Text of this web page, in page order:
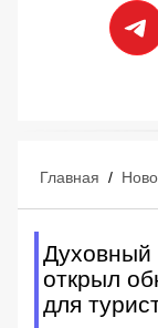
Главная /
Духовный
открыл
для